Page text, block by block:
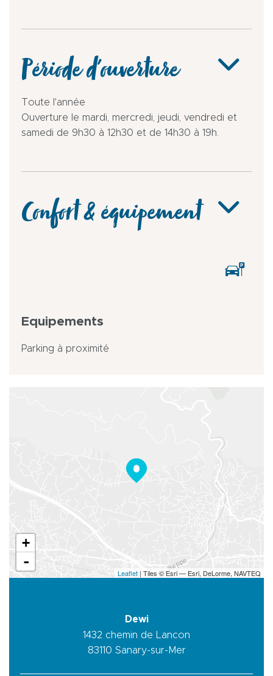
Période d'ouverture
Toute l'année
Ouverture le mardi, mercredi, jeudi, vendredi et
samedi de 9h30 à 12h30 et de 14h30 à 19h.
Confort & équipement
Equipements
Parking à proximité
+
-
Leaflet | Tiles © Esri — Esri, DeLorme, NAVTEQ
Dewi
1432 chemin de Lancon
83110 Sanary-sur-Mer